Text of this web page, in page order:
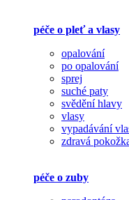
péče o pleť a vlasy
opalování
po opalování
sprej
suché paty
svědění hlavy
vlasy
vypadávání
zdravá
péče o zuby